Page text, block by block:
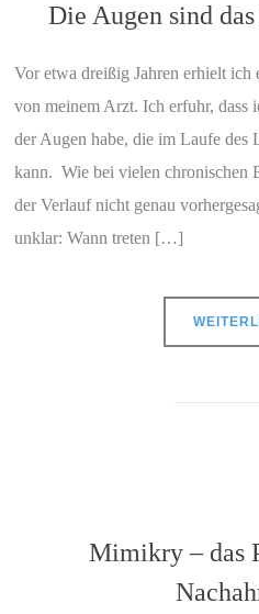
Die Augen sind
Vor etwa dreißig Jahren erhielt ich
von meinem Arzt. Ich erfuhr, dass
der Augen habe, die im Laufe des
kann. Wie bei vielen chronischen
der Verlauf nicht genau
unklar: Wann treten […]
Mimikry – das